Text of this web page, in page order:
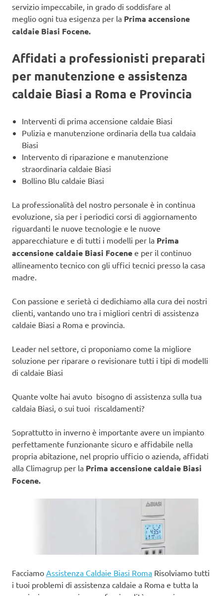
servizio impeccabile, in grado di soddisfare al
meglio ogni tua esigenza per la Prima accensione
caldaie Biasi Focene.
Affidati a professionisti preparati
per manutenzione e assistenza
caldaie Biasi a Roma e Provincia
Interventi di prima accensione caldaie Biasi
Pulizia e manutenzione ordinaria della tua caldaia
Biasi
Intervento di riparazione e manutenzione
straordinaria caldaie Biasi
Bollino Blu caldaie Biasi
La professionalità del nostro personale è in continua
evoluzione, sia per i periodici corsi di aggiornamento
riguardanti le nuove tecnologie e le nuove
apparecchiature e di tutti i modelli per la Prima
accensione caldaie Biasi Focene e per il continuo
allineamento tecnico con gli uffici tecnici presso la casa
madre.
Con passione e serietà ci dedichiamo alla cura dei nostri
clienti, vantando uno tra i migliori centri di assistenza
caldaie Biasi a Roma e provincia.
Leader nel settore, ci proponiamo come la migliore
soluzione per riparare o revisionare tutti i tipi di modelli
di caldaie Biasi
Quante volte hai avuto bisogno di assistenza sulla tua
caldaia Biasi, o sui tuoi riscaldamenti?
Soprattutto in inverno è importante avere un impianto
perfettamente funzionante sicuro e affidabile nella
propria abitazione, nel proprio ufficio o azienda, affidati
alla Climagrup per la Prima accensione caldaie Biasi
Focene.
Facciamo Assistenza Caldaie Biasi Roma Risolviamo tutti
i tuoi problemi di assistenza caldaie a Roma e tutta la